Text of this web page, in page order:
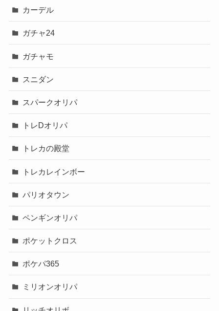
カーデル
ガチャ24
ガチャモ
スニダン
スパークオリパ
トレDオリパ
トレカの殿堂
トレカレインボー
パリオタウン
ペンギンオリパ
ポケットクロス
ポケパ365
ミリオンオリパ